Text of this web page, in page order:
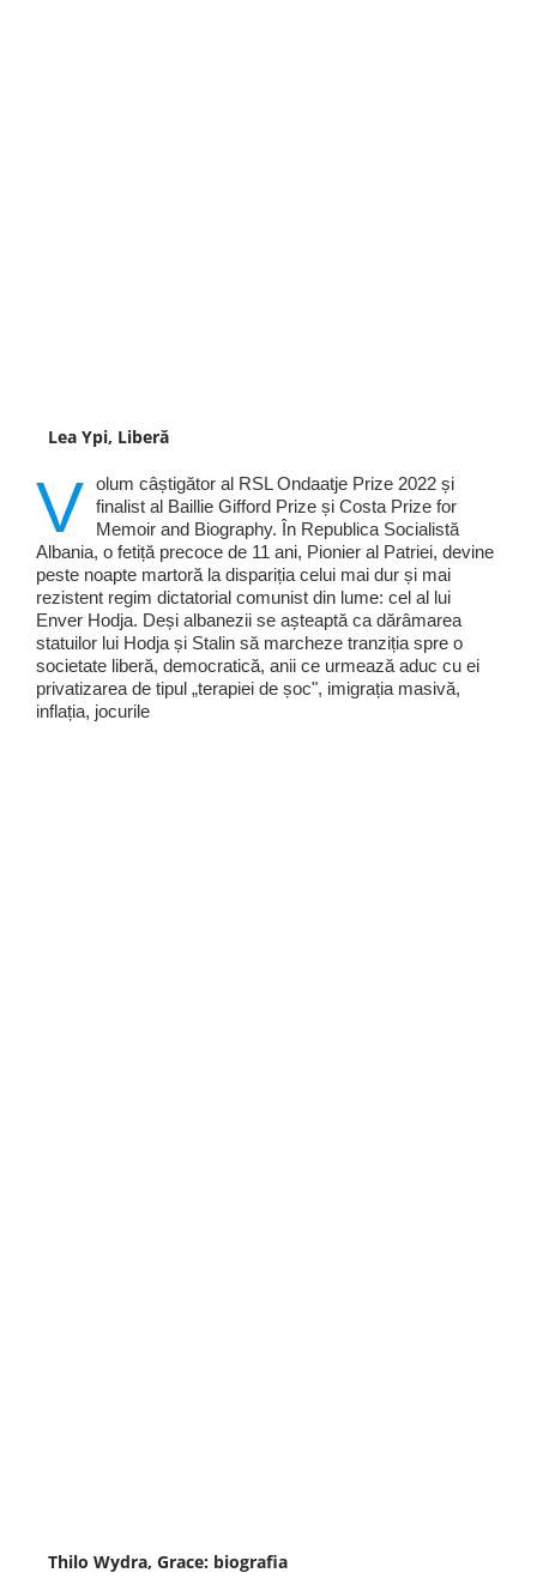
Lea Ypi, Liberă
V olum câștigător al RSL Ondaatje Prize 2022 și
finalist al Baillie Gifford Prize și Costa Prize for
Memoir and Biography. În Republica Socialistă
Albania, o fetiță precoce de 11 ani, Pionier al Patriei, devine
peste noapte martoră la dispariția celui mai dur și mai
rezistent regim dictatorial comunist din lume: cel al lui
Enver Hodja. Deși albanezii se așteaptă ca dărâmarea
statuilor lui Hodja și Stalin să marcheze tranziția spre o
societate liberă, democratică, anii ce urmează aduc cu ei
privatizarea de tipul „terapiei de șoc", imigrația masivă,
inflația, jocurile
Thilo Wydra, Grace: biografia